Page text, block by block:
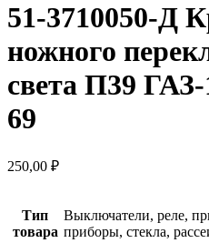
51-3710050-Д
ножного
света П39
69
250,00 ₽
Тип
товара
Выключатели, реле,
приборы, стекла,